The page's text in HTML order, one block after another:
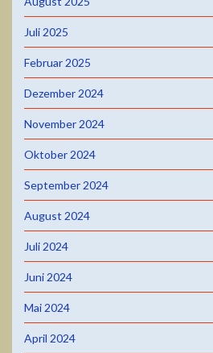
Juli 2025
Februar 2025
Dezember 2024
November 2024
Oktober 2024
September 2024
August 2024
Juli 2024
Juni 2024
Mai 2024
April 2024